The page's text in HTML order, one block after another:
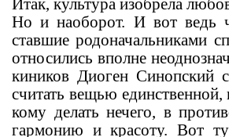
Итак, культура изобрела
Но и наоборот. И вот ведь
ставшие родоначальниками
относились вполне
киников Диоген Синопский
считать вещью
кому делать нечего, в
гармонию и красоту. Вот